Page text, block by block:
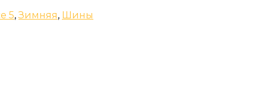
5,Зимняя, Шины